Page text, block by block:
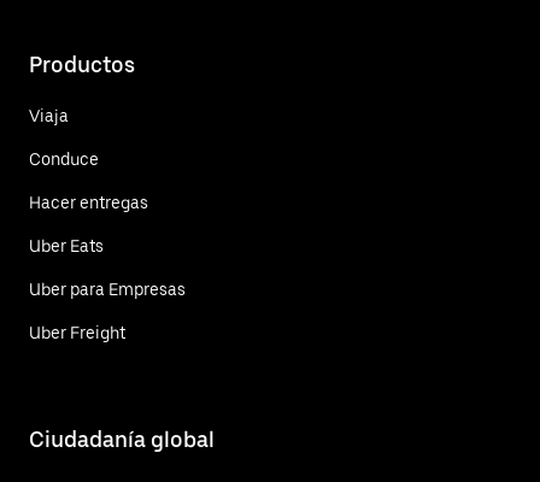
Productos
Viaja
Conduce
Hacer entregas
Uber Eats
Uber para Empresas
Uber Freight
Ciudadanía global